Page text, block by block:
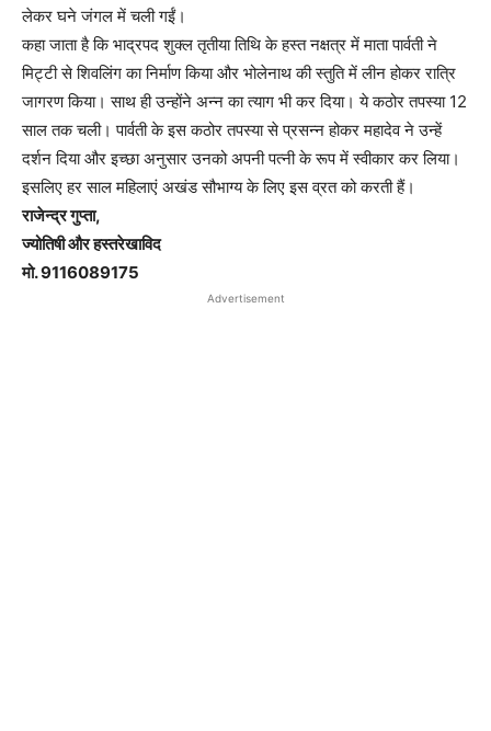
लेकर घने जंगल में चली गईं।
कहा जाता है कि भाद्रपद शुक्ल तृतीया तिथि के हस्त नक्षत्र में माता पार्वती ने
मिट्टी से शिवलिंग का निर्माण किया और भोलेनाथ की स्तुति में लीन होकर रात्रि
जागरण किया। साथ ही उन्होंने अन्न का त्याग भी कर दिया। ये कठोर तपस्या 12
साल तक चली। पार्वती के इस कठोर तपस्या से प्रसन्न होकर महादेव ने उन्हें
दर्शन दिया और इच्छा अनुसार उनको अपनी पत्नी के रूप में स्वीकार कर लिया।
इसलिए हर साल महिलाएं अखंड सौभाग्य के लिए इस व्रत को करती हैं।
राजेन्द्र गुप्ता,
ज्योतिषी और हस्तरेखाविद
मो. 9116089175
Advertisement